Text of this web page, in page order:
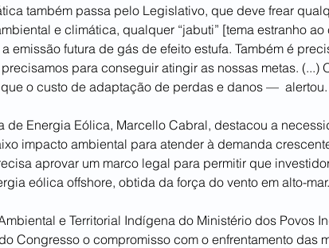
também passa pelo Legislativo, que deve frear
e climática, qualquer “jabuti” [tema estranho
emissão futura de gás de efeito estufa. Também é
para conseguir atingir as nossas metas. (...)
o custo de adaptação de perdas e danos —  alertou.
de Energia Eólica, Marcello Cabral, destacou a
impacto ambiental para atender à demanda
aprovar um marco legal para permitir que
eólica offshore, obtida da força do vento em alto-mar.
e Territorial Indígena do Ministério dos Povos
Congresso o compromisso com o enfrentamento das